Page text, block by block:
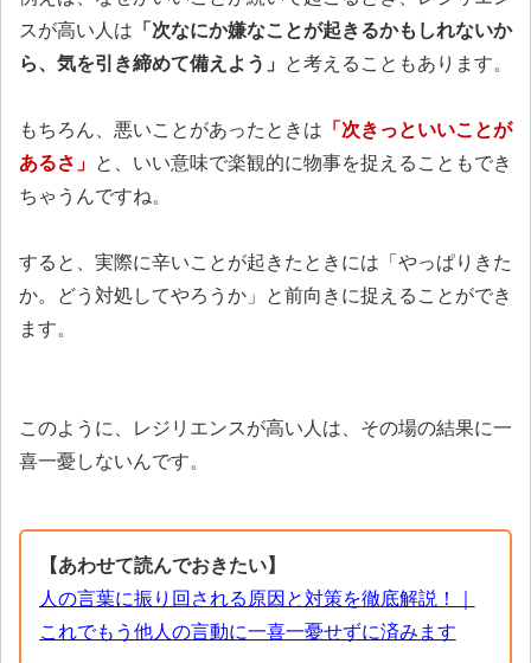
スが高い人は 「次なにか嫌なことが起きるかもしれないか
ら、気を引き締めて備えよう」
と考えることもあります。
もちろん、悪いことがあったときは 「次きっといいことが
あるさ」 と、いい意味で楽観的に物事を捉えることもでき
ちゃうんですね。
すると、実際に辛いことが起きたときには「やっぱりきた
か。どう対処してやろうか」と前向きに捉えることができ
ます。
このように、レジリエンスが高い人は、その場の結果に一
喜一憂しないんです。
【あわせて読んでおきたい】
人の言葉に振り回される原因と対策を徹底解説！｜
これでもう他人の言動に一喜一憂せずに済みます